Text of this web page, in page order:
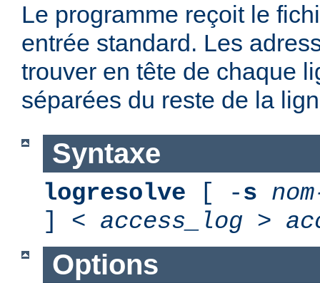
Le programme reçoit le
entrée standard. Les
trouver en tête de chaque
séparées du reste de la
Syntaxe
logresolve [ -s
] < access_log >
Options